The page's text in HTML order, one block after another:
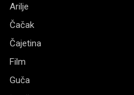
Arilje
Čačak
Čajetina
Film
Guča